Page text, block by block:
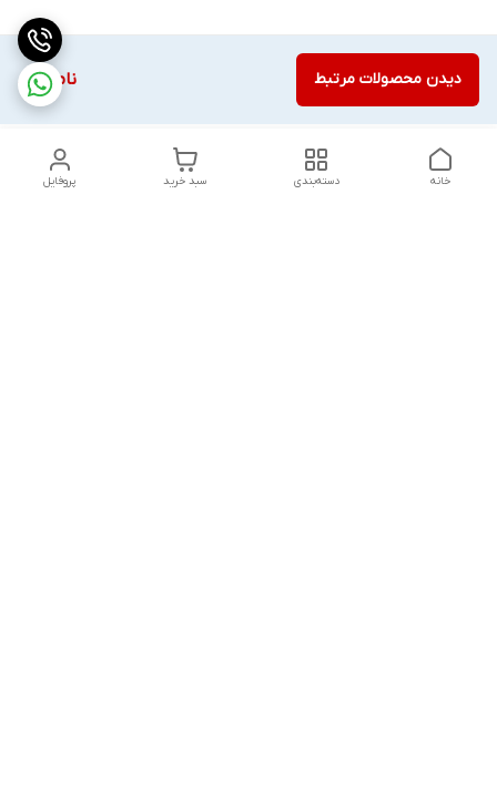
ناموجود دیدن محصولات مرتبط
پروفایل سبد خرید دسته‌بندی خانه